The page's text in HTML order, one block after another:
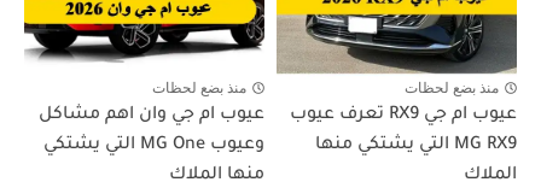
منذ بضع لحظات
عيوب ام جي RX9 تعرف عيوب
MG RX9 التي يشتكي منها
الملاك
منذ بضع لحظات
عيوب ام جي وان اهم مشاكل
وعيوب MG One التي يشتكي
منها الملاك